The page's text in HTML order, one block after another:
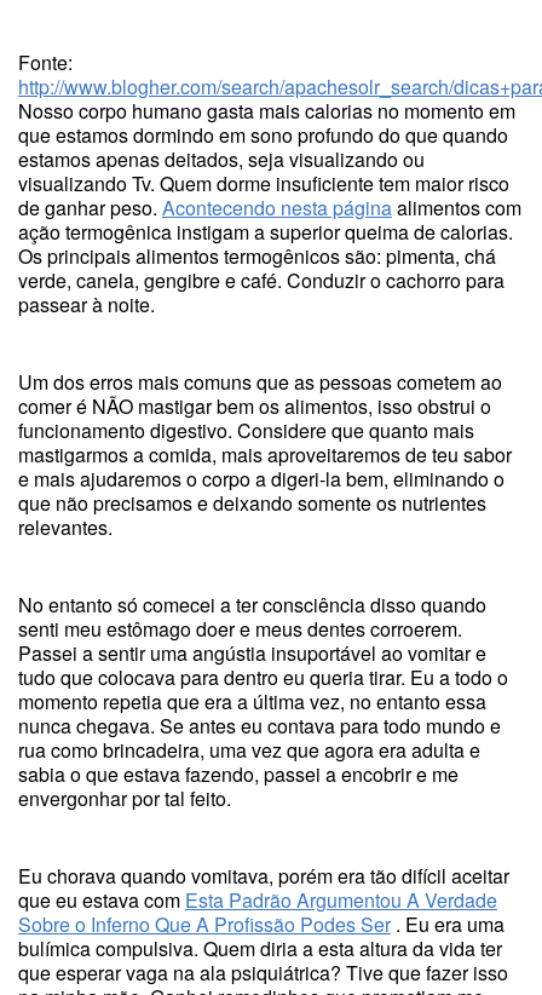
Fonte:
http://www.blogher.com/search/apachesolr_search/
Nosso corpo humano gasta mais calorias no momento em
que estamos dormindo em sono profundo do que quando
estamos apenas deitados, seja visualizando ou
visualizando Tv. Quem dorme insuficiente tem maior risco
de ganhar peso. Acontecendo nesta páginaalimentos com
ação termogênica instigam a superior queima de calorias.
Os principais alimentos termogênicos são: pimenta, chá
verde, canela, gengibre e café. Conduzir o cachorro para
passear à noite.
Um dos erros mais comuns que as pessoas cometem ao
comer é NÃO mastigar bem os alimentos, isso obstrui o
funcionamento digestivo. Considere que quanto mais
mastigarmos a comida, mais aproveitaremos de teu sabor
e mais ajudaremos o corpo a digeri-la bem, eliminando o
que não precisamos e deixando somente os nutrientes
relevantes.
No entanto só comecei a ter consciência disso quando
senti meu estômago doer e meus dentes corroerem.
Passei a sentir uma angústia insuportável ao vomitar e
tudo que colocava para dentro eu queria tirar. Eu a todo o
momento repetia que era a última vez, no entanto essa
nunca chegava. Se antes eu contava para todo mundo e
rua como brincadeira, uma vez que agora era adulta e
sabia o que estava fazendo, passei a encobrir e me
envergonhar por tal feito.
Eu chorava quando vomitava, porém era tão difícil aceitar
que eu estava com Esta Padrão Argumentou A Verdade
Sobre o Inferno Que A Profissão Podes Ser. Eu era uma
bulímica compulsiva. Quem diria a esta altura da vida ter
que esperar vaga na ala psiquiátrica? Tive que fazer isso